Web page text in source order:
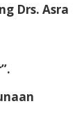
Drs. Asra